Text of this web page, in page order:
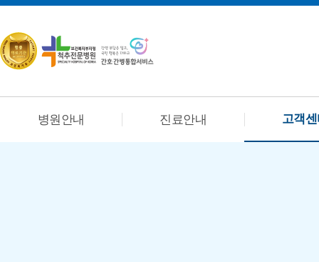
병원안내 진료안내 고객